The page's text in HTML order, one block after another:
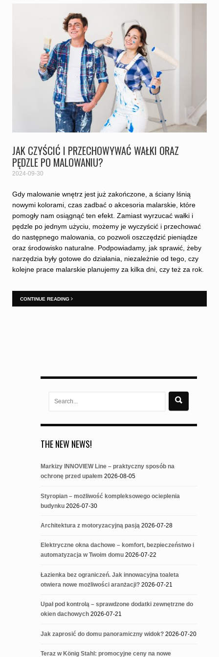
JAK CZYŚCIĆ I PRZECHOWYWAĆ WAŁKI ORAZ
PĘDZLE PO MALOWANIU?
2024-09-30
Gdy malowanie wnętrz jest już zakończone, a ściany lśnią
nowymi kolorami, czas zadbać o akcesoria malarskie, które
pomogły nam osiągnąć ten efekt. Zamiast wyrzucać wałki i
pędzle po jednym użyciu, możemy je wyczyścić i przechować
do następnego malowania, co pozwoli oszczędzić pieniądze
oraz środowisko naturalne. Podpowiadamy, jak sprawić, żeby
narzędzia były gotowe do działania, niezależnie od tego, czy
kolejne prace malarskie planujemy za kilka dni, czy też za rok.
CONTINUE READING
THE NEW NEWS!
Markizy INNOVIEW Line – praktyczny sposób na
ochronę przed upałem 2026-08-05
Styropian – możliwość kompleksowego ocieplenia
budynku 2026-07-30
Architektura z motoryzacyjną pasją 2026-07-28
Elektryczne okna dachowe – komfort, bezpieczeństwo i
automatyzacja w Twoim domu 2026-07-22
Łazienka bez ograniczeń. Jak innowacyjna toaleta
otwiera nowe możliwości aranżacji? 2026-07-21
Upał pod kontrolą – sprawdzone dodatki zewnętrzne do
okien dachowych 2026-07-21
Jak zaprosić do domu panoramiczny widok? 2026-07-20
Teraz w König Stahl: promocyjne ceny na nowe